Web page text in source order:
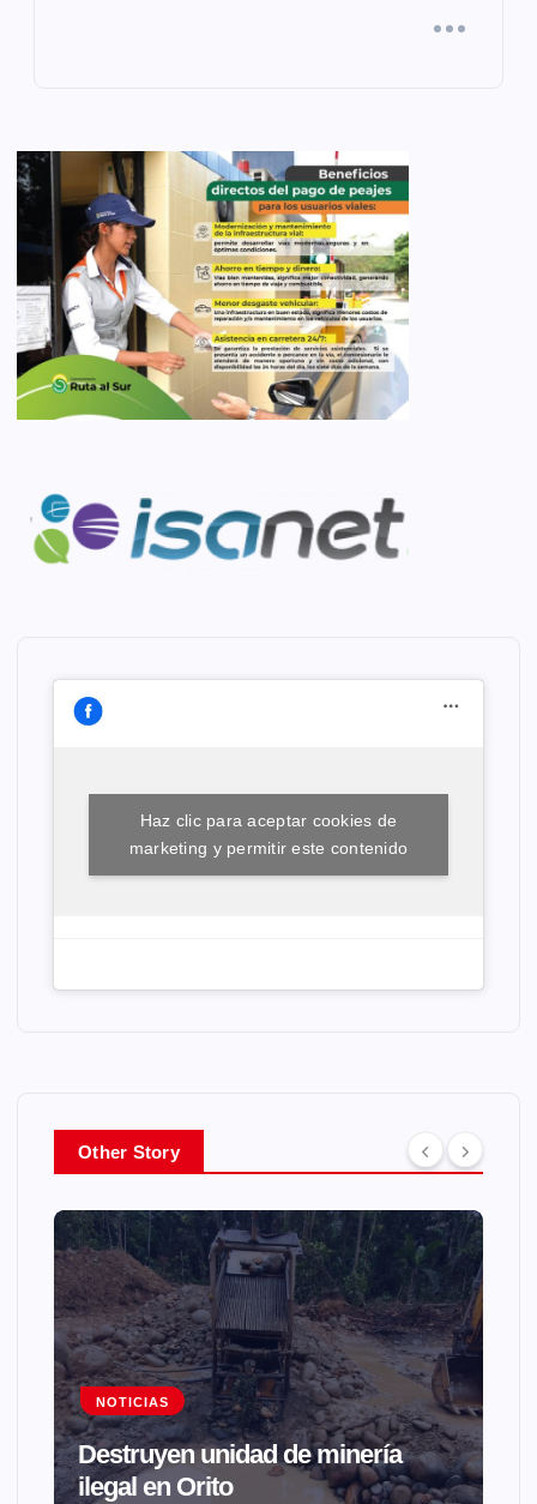
Haz clic para aceptar cookies de
marketing y permitir este contenido
Other Story
NOTICIAS
Destruyen unidad de minería
ilegal en Orito